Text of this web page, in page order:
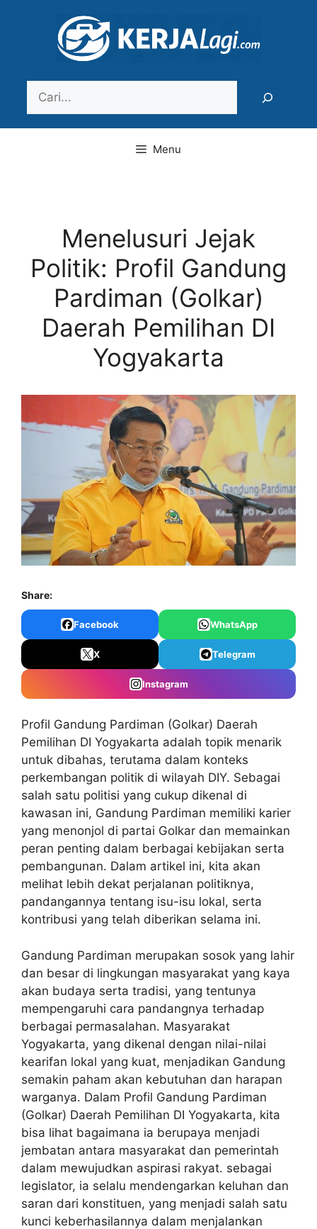
Menu
Menelusuri Jejak
Politik: Profil Gandung
Pardiman (Golkar)
Daerah Pemilihan DI
Yogyakarta
Share:
Facebook WhatsApp
X Telegram
Instagram
Profil Gandung Pardiman (Golkar) Daerah
Pemilihan DI Yogyakarta adalah topik menarik
untuk dibahas, terutama dalam konteks
perkembangan politik di wilayah DIY. Sebagai
salah satu politisi yang cukup dikenal di
kawasan ini, Gandung Pardiman memiliki karier
yang menonjol di partai Golkar dan memainkan
peran penting dalam berbagai kebijakan serta
pembangunan. Dalam artikel ini, kita akan
melihat lebih dekat perjalanan politiknya,
pandangannya tentang isu-isu lokal, serta
kontribusi yang telah diberikan selama ini.
Gandung Pardiman merupakan sosok yang lahir
dan besar di lingkungan masyarakat yang kaya
akan budaya serta tradisi, yang tentunya
mempengaruhi cara pandangnya terhadap
berbagai permasalahan. Masyarakat
Yogyakarta, yang dikenal dengan nilai-nilai
kearifan lokal yang kuat, menjadikan Gandung
semakin paham akan kebutuhan dan harapan
warganya. Dalam Profil Gandung Pardiman
(Golkar) Daerah Pemilihan DI Yogyakarta, kita
bisa lihat bagaimana ia berupaya menjadi
jembatan antara masyarakat dan pemerintah
dalam mewujudkan aspirasi rakyat. sebagai
legislator, ia selalu mendengarkan keluhan dan
saran dari konstituen, yang menjadi salah satu
kunci keberhasilannya dalam menjalankan